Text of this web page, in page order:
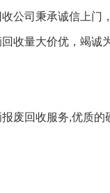
公司秉承诚信上门
收量大价优，竭诚
废回收服务,优质的